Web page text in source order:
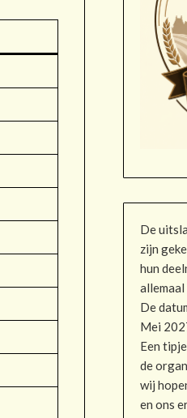
De
zijn
hun
De
Mei
Een
de
wij
en ons